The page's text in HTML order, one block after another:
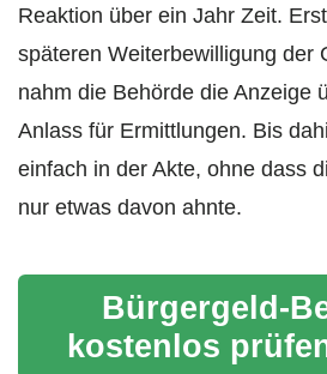
Reaktion über ein Jahr Zeit.
späteren Weiterbewilligung der
nahm die Behörde die Anzeige
Anlass für Ermittlungen. Bis
einfach in der Akte, ohne dass
nur etwas davon ahnte.
Bürgergeld-
kostenlos